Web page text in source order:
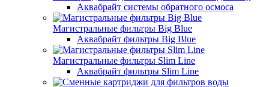
Аквабрайт системы обратного осмоса
Магистральные фильтры Big Blue
Аквабрайт фильтры Big Blue
Магистральные фильтры Slim Line
Аквабрайт фильтры Slim Line